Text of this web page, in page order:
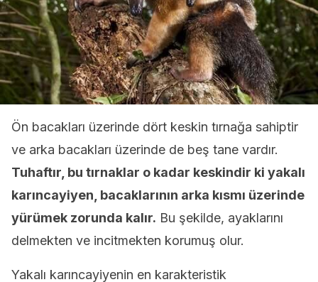
Ön bacakları üzerinde dört keskin tırnağa sahiptir
ve arka bacakları üzerinde de beş tane vardır.
Tuhaftır, bu tırnaklar o kadar keskindir ki yakalı
karıncayiyen, bacaklarının arka kısmı üzerinde
yürümek zorunda kalır. Bu şekilde, ayaklarını
delmekten ve incitmekten korumuş olur.
Yakalı karıncayiyenin en karakteristik